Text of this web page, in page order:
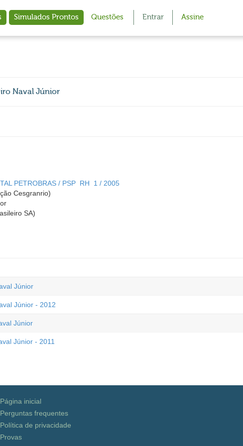
Simulados Prontos Questões Entrar Assine
Naval Júnior
PETROBRAS / PSP  RH  1 / 2005
Cesgranrio)
SA)
Júnior
Júnior - 2012
Júnior
Júnior - 2011
Página inicial
Perguntas frequentes
Política de privacidade
Provas